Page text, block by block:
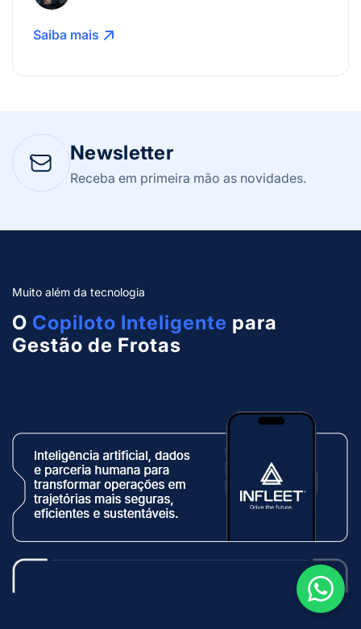
Saiba mais
Newsletter
Receba em primeira mão as novidades.
Muito além da tecnologia
O Copiloto Inteligente para
Gestão de Frotas